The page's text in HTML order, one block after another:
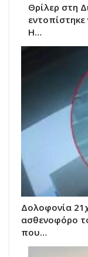
Θρίλερ στη
Η…
Δολοφονία
ασθενοφόρο
που…